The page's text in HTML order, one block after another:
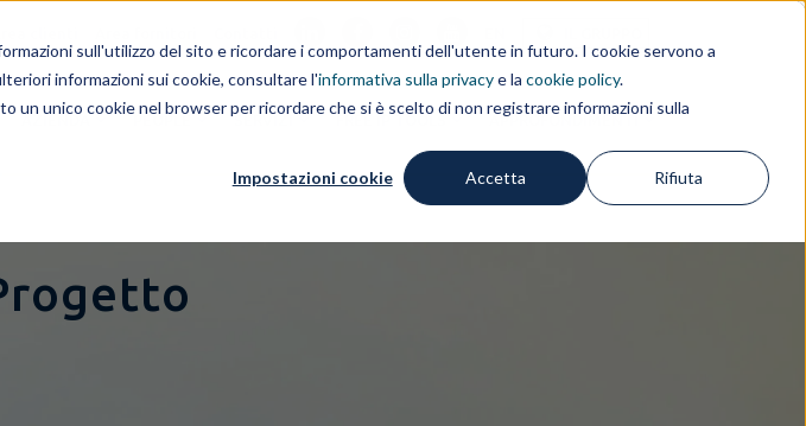
sull'utilizzo del sito e ricordare i comportamenti dell'utente in futuro. I cookie servono a
informazioni sui cookie, consultare l'informativa sulla privacye la cookie policy.
unico cookie nel browser per ricordare che si è scelto di non registrare informazioni sulla
Impostazioni cookie Accetta Rifiuta
AZIENDA PEOPLE SERVIZI FREE IP TOOLS APPROFONDIMENTI